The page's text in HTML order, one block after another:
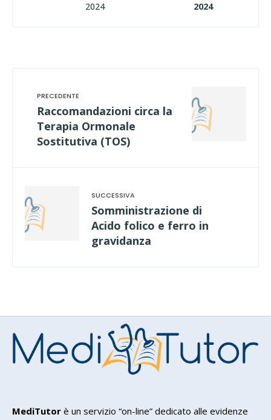
2024 2024
Raccomandazioni circa la
Terapia Ormonale
Sostitutiva (TOS)
Somministrazione di
Acido folico e ferro in
gravidanza
MediTutor è un servizio “on-line” dedicato alle evidenze